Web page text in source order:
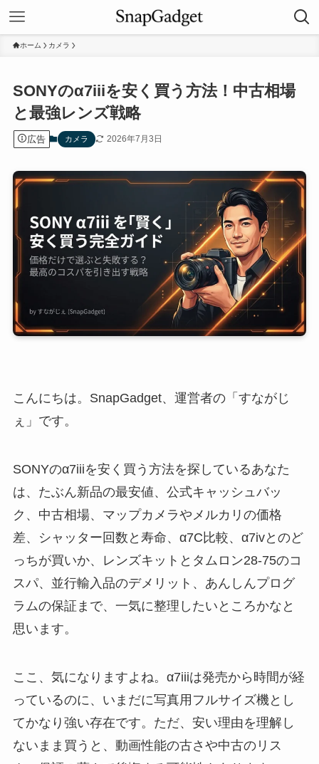
ホーム カメラ
SONYのα7iiiを安く買う方法！中古相場
と最強レンズ戦略
広告 カメラ 2026年7月3日
こんにちは。SnapGadget、運営者の「すながじ
ぇ」です。
SONYのα7iiiを安く買う方法を探しているあなた
は、たぶん新品の最安値、公式キャッシュバッ
ク、中古相場、マップカメラやメルカリの価格
差、シャッター回数と寿命、α7C比較、α7ivとのど
っちが買いか、レンズキットとタムロン28-75のコ
スパ、並行輸入品のデメリット、あんしんプログ
ラムの保証まで、一気に整理したいところかなと
思います。
ここ、気になりますよね。α7iiiは発売から時間が経
っているのに、いまだに写真用フルサイズ機とし
てかなり強い存在です。ただ、安い理由を理解し
ないまま買うと、動画性能の古さや中古のリス